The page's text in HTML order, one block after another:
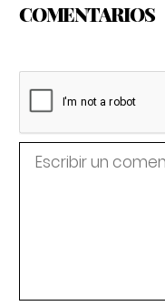
COMENTARIOS